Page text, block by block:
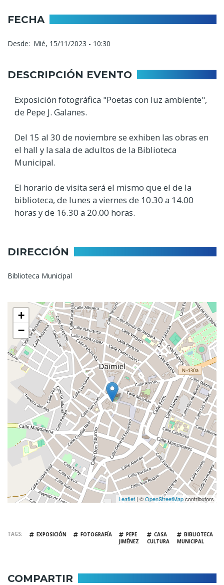
FECHA
Desde Mié, 15/11/2023 - 10:30
DESCRIPCIÓN EVENTO
Exposición fotográfica "Poetas con luz ambiente",
de Pepe J. Galanes.
Del 15 al 30 de noviembre se exhiben las obras en
el hall y la sala de adultos de la Biblioteca
Municipal.
El horario de visita será el mismo que el de la
biblioteca, de lunes a viernes de 10.30 a 14.00
horas y de 16.30 a 20.00 horas.
DIRECCIÓN
Biblioteca Municipal
+
−
Leaflet | ©OpenStreetMapcontributors
TAGS EXPOSICIÓN FOTOGRAFÍA
PEPE
JIMÉNEZ
CASA
CULTURA
BIBLIOTECA
MUNICIPAL
COMPARTIR